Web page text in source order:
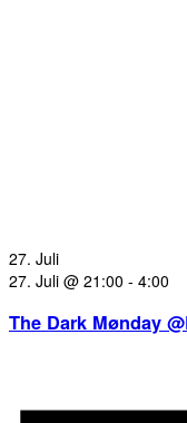
27. Juli
27. Juli @ 21:00 - 4:00
The Dark Mønday